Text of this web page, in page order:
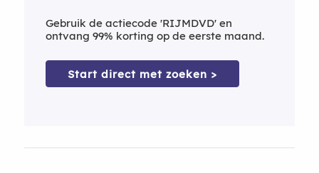
Gebruik de actiecode 'RIJMDVD' en
ontvang 99% korting op de eerste maand.
Start direct met zoeken >